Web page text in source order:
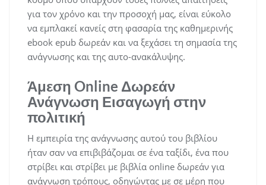
για τον χρόνο και την προσοχή μας, είναι εύκολο
να εμπλακεί κανείς στη φασαρία της καθημερινής
ebook epub δωρεάν και να ξεχάσει τη σημασία της
ανάγνωσης και της αυτο-ανακάλυψης.
Άμεση Online Δωρεάν
Ανάγνωση Εισαγωγή στην
πολιτική
Η εμπειρία της ανάγνωσης αυτού του βιβλίου
ήταν σαν να επιβιβάζομαι σε ένα ταξίδι, ένα που
στρίβει και στρίβει με βιβλία online δωρεάν για
ανάγνωση τρόπους, οδηγώντας με σε μέρη που